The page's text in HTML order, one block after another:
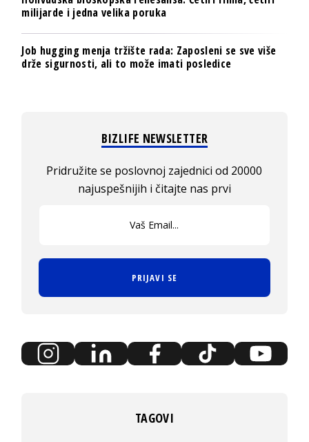
milijarde i jedna velika poruka
Job hugging menja tržište rada: Zaposleni se sve više
drže sigurnosti, ali to može imati posledice
BIZLIFE NEWSLETTER
Pridružite se poslovnoj zajednici od 20000
najuspešnijih i čitajte nas prvi
PRIJAVI SE
TAGOVI